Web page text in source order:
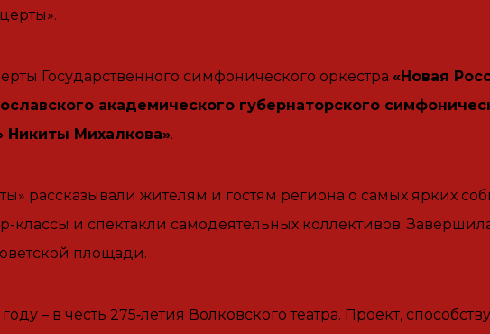
Государственного симфонического оркестра «Новая
академического губернаторского
Никиты Михалкова».
рассказывали жителям и гостям региона о самых ярких
и спектакли самодеятельных коллективов.
площади.
– в честь 275‑летия Волковского театра. Проект,